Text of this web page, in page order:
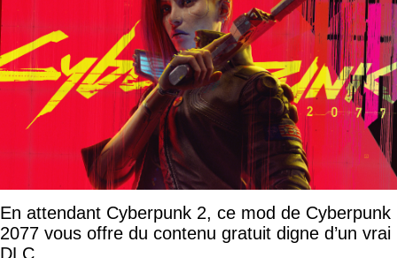
En attendant Cyberpunk 2, ce mod de Cyberpunk
2077 vous offre du contenu gratuit digne d’un vrai
DLC